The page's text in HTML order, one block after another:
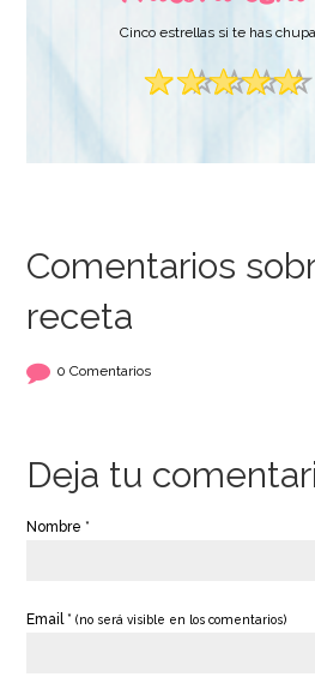
Cinco estrellas si te has
Comentarios
receta
0 Comentarios
Deja tu
Nombre *
Email *(no será visible en los comentarios)